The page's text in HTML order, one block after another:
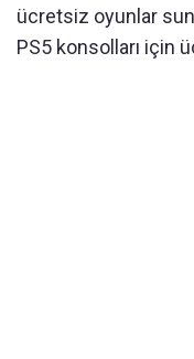
ücretsiz oyunlar
PS5 konsolları için